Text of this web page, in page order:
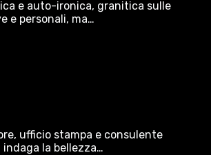
e auto-ironica, granitica sulle
e personali, ma…
ufficio stampa e consulente
la bellezza…